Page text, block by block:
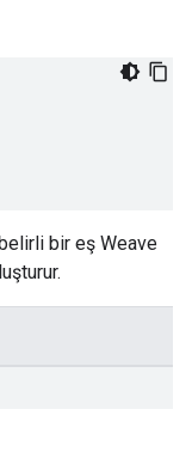
bir eş Weave